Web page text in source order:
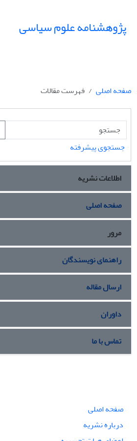
پژوهشنامه علوم سیاسی
صفحه اصلی
فهرست مقالات
جستجوی پیشرفته
اطلاعات نشریه
صفحه اصلی
مرور
راهنمای نویسندگان
ارسال مقاله
داوران
تماس با ما
صفحه اصلی
درباره نشریه